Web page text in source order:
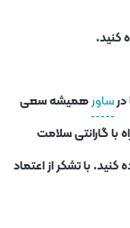
ساورهمیشه سعی
گارانتی سلامت
با تشکر از اعتماد